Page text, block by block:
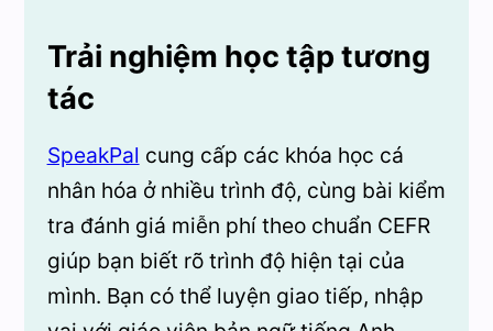
Trải nghiệm học tập tương
tác
SpeakPal cung cấp các khóa học cá
nhân hóa ở nhiều trình độ, cùng bài kiểm
tra đánh giá miễn phí theo chuẩn CEFR
giúp bạn biết rõ trình độ hiện tại của
mình. Bạn có thể luyện giao tiếp, nhập